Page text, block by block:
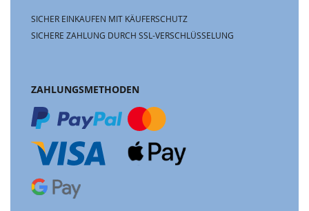
SICHER EINKAUFEN MIT KÄUFERSCHUTZ
SICHERE ZAHLUNG DURCH SSL-VERSCHLÜSSELUNG
ZAHLUNGSMETHODEN